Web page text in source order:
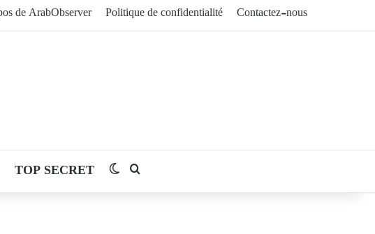
de ArabObserver Politique de confidentialité Contactez-nous
TOP SECRET Switch skin